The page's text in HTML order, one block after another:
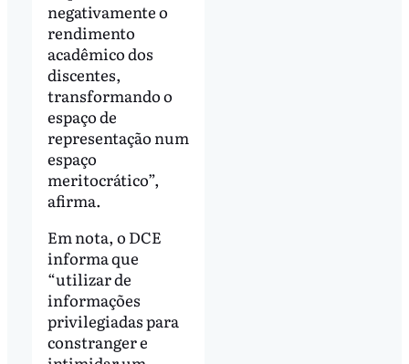
negativamente o
rendimento
acadêmico dos
discentes,
transformando o
espaço de
representação num
espaço
meritocrático”,
afirma.
Em nota, o DCE
informa que
“utilizar de
informações
privilegiadas para
constranger e